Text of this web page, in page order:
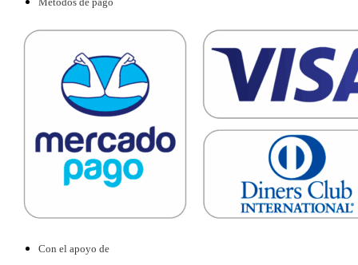
Con el apoyo de